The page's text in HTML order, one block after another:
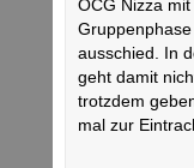
OCG Nizza
ausschied. In
geht damit
trotzdem
mal zur